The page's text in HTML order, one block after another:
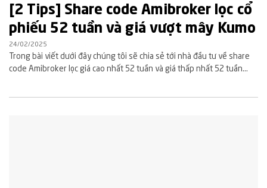
[2 Tips] Share code Amibroker lọc cổ
phiếu 52 tuần và giá vượt mây Kumo
24/02/2025
Trong bài viết dưới đây chúng tôi sẽ chia sẻ tới nhà đầu tư về share
code Amibroker lọc giá cao nhất 52 tuần và giá thấp nhất 52 tuần...